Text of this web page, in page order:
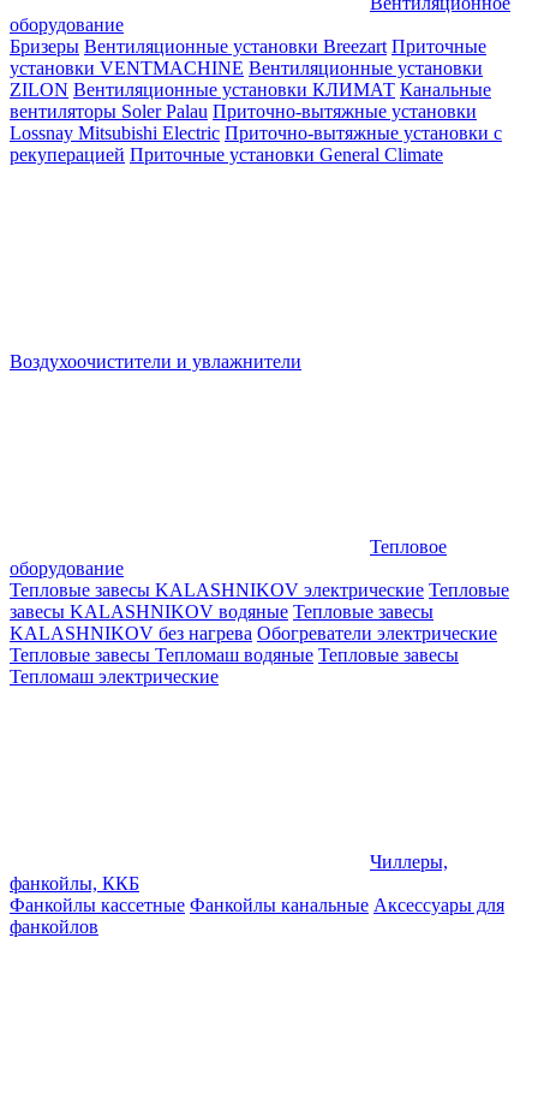
оборудование
Бризеры Вентиляционные установки Breezart Приточные
установки VENTMACHINE Вентиляционные установки
ZILON Вентиляционные установки КЛИМАТ Канальные
вентиляторы Soler Palau Приточно-вытяжные установки
Lossnay Mitsubishi Electric Приточно-вытяжные установки с
рекуперацией Приточные установки General Climate
Воздухоочистители и увлажнители
Тепловое
оборудование
Тепловые завесы KALASHNIKOV электрические Тепловые
завесы KALASHNIKOV водяные Тепловые завесы
KALASHNIKOV без нагрева Обогреватели электрические
Тепловые завесы Тепломаш водяные Тепловые завесы
Тепломаш электрические
Чиллеры,
фанкойлы, ККБ
Фанкойлы кассетные Фанкойлы канальные Аксессуары для
фанкойлов